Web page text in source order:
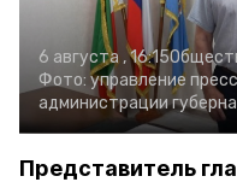
6 августа , 16:15
Фото: управление
администрации
Представитель